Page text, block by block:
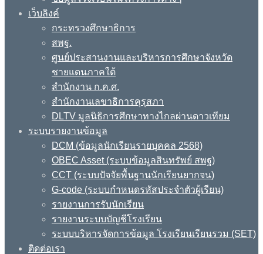
เว็บลิงค์
กระทรวงศึกษาธิการ
สพฐ.
ศูนย์ประสานงานและบริหารการศึกษาจังหวัด
ชายแดนภาคใต้
สำนักงาน ก.ค.ศ.
สำนักงานเลขาธิการคุรุสภา
DLTV มูลนิธิการศึกษาทางไกลผ่านดาวเทียม
ระบบรายงานข้อมูล
DCM (ข้อมูลนักเรียนรายบุคคล 2568)
OBEC Asset (ระบบข้อมูลสินทรัพย์ สพฐ)
CCT (ระบบปัจจัยพื้นฐานนักเรียนยากจน)
G-code (ระบบกำหนดรหัสประจำตัวผู้เรียน)
รายงานการรับนักเรียน
รายงานระบบบัญชีโรงเรียน
ระบบบริหารจัดการข้อมูล โรงเรียนเรียนรวม (SET)
ติดต่อเรา